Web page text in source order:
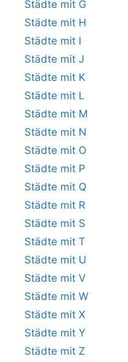
Städte mit G
Städte mit H
Städte mit I
Städte mit J
Städte mit K
Städte mit L
Städte mit M
Städte mit N
Städte mit O
Städte mit P
Städte mit Q
Städte mit R
Städte mit S
Städte mit T
Städte mit U
Städte mit V
Städte mit W
Städte mit X
Städte mit Y
Städte mit Z